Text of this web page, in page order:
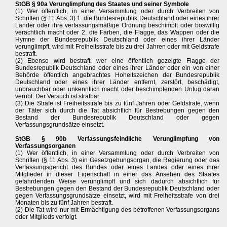
StGB § 90a Verunglimpfung des Staates und seiner Symbole
(1) Wer öffentlich, in einer Versammlung oder durch Verbreiten von
Schriften (§ 11 Abs. 3) 1. die Bundesrepublik Deutschland oder eines ihrer
Länder oder ihre verfassungsmäßige Ordnung beschimpft oder böswillig
verächtlich macht oder 2. die Farben, die Flagge, das Wappen oder die
Hymne der Bundesrepublik Deutschland oder eines ihrer Länder
verunglimpft, wird mit Freiheitsstrafe bis zu drei Jahren oder mit Geldstrafe
bestraft.
(2) Ebenso wird bestraft, wer eine öffentlich gezeigte Flagge der
Bundesrepublik Deutschland oder eines ihrer Länder oder ein von einer
Behörde öffentlich angebrachtes Hoheitszeichen der Bundesrepublik
Deutschland oder eines ihrer Länder entfernt, zerstört, beschädigt,
unbrauchbar oder unkenntlich macht oder beschimpfenden Unfug daran
verübt. Der Versuch ist strafbar.
(3) Die Strafe ist Freiheitsstrafe bis zu fünf Jahren oder Geldstrafe, wenn
der Täter sich durch die Tat absichtlich für Bestrebungen gegen den
Bestand der Bundesrepublik Deutschland oder gegen
Verfassungsgrundsätze einsetzt.
StGB § 90b Verfassungsfeindliche Verunglimpfung von
Verfassungsorganen
(1) Wer öffentlich, in einer Versammlung oder durch Verbreiten von
Schriften (§ 11 Abs. 3) ein Gesetzgebungsorgan, die Regierung oder das
Verfassungsgericht des Bundes oder eines Landes oder eines ihrer
Mitglieder in dieser Eigenschaft in einer das Ansehen des Staates
gefährdenden Weise verunglimpft und sich dadurch absichtlich für
Bestrebungen gegen den Bestand der Bundesrepublik Deutschland oder
gegen Verfassungsgrundsätze einsetzt, wird mit Freiheitsstrafe von drei
Monaten bis zu fünf Jahren bestraft.
(2) Die Tat wird nur mit Ermächtigung des betroffenen Verfassungsorgans
oder Mitglieds verfolgt.